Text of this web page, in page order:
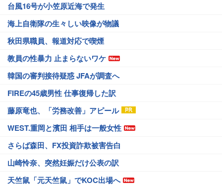
台風16号が小笠原近海で発生
海上自衛隊の生々しい映像が物議
秋田県職員、報道対応で喫煙
教員の性暴力 止まらないワケ
韓国の審判接待疑惑 JFAが調査へ
FIREの45歳男性 仕事復帰した訳
藤原竜也、「労務改善」アピール
WEST.重岡と濱田 相手は一般女性
さらば森田、FX投資詐欺被害告白
山崎怜奈、突然妊娠だけ公表の訳
天竺鼠「元天竺鼠」でKOC出場へ